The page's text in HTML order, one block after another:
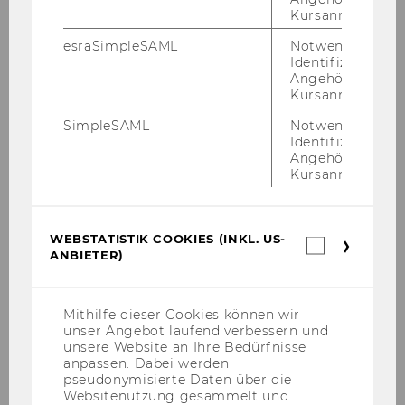
Eine de­tail­lier­te Dar­stel­lung, Er­klä­run­gen und
Hil­fe­stel­lun­gen fin­den Sie auf der
auf der
zen­tra­len Seite zum Dritt­mit­tel­pro­zess an der
Tools & Services
Weiterbildung
Infos für Lehrende
Kursanmeldung.
esraSimpleSAML
Notwendig zur
Identifizierung
Angehörige/r für
Kursanmeldung.
SimpleSAML
Notwendig zur
Identifizierung
Angehörige/r für
Kursanmeldung.
WEBSTATISTIK COOKIES (INKL. US-
ANBIETER)
Mithilfe dieser Cookies können wir
unser Angebot laufend verbessern und
unsere Website an Ihre Bedürfnisse
anpassen. Dabei werden
pseudonymisierte Daten über die
Websitenutzung gesammelt und